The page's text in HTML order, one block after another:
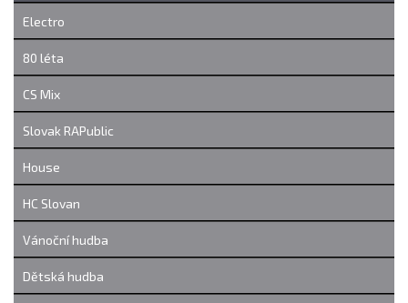
Electro
80 léta
CS Mix
Slovak RAPublic
House
HC Slovan
Vánoční hudba
Dětská hudba